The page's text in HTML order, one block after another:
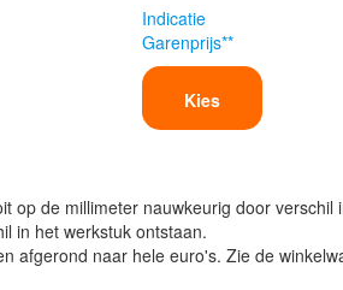
Indicatie
Garenprijs**
Kies
op de millimeter nauwkeurig door
in het werkstuk ontstaan.
afgerond naar hele euro's. Zie de